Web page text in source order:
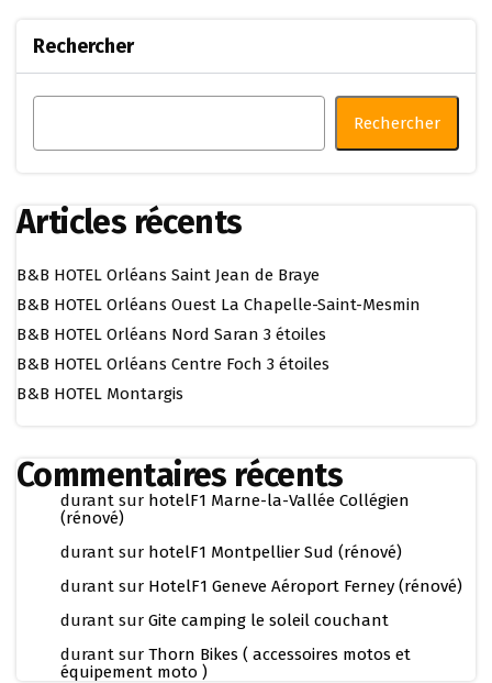
Rechercher
Rechercher
Articles récents
B&B HOTEL Orléans Saint Jean de Braye
B&B HOTEL Orléans Ouest La Chapelle-Saint-Mesmin
B&B HOTEL Orléans Nord Saran 3 étoiles
B&B HOTEL Orléans Centre Foch 3 étoiles
B&B HOTEL Montargis
Commentaires récents
durant sur hotelF1 Marne-la-Vallée Collégien
(rénové)
durant sur hotelF1 Montpellier Sud (rénové)
durant sur HotelF1 Geneve Aéroport Ferney (rénové)
durant sur Gite camping le soleil couchant
durant sur Thorn Bikes ( accessoires motos et
équipement moto )